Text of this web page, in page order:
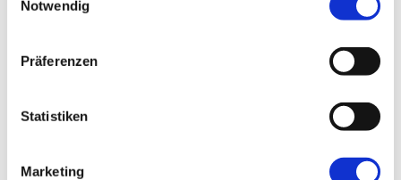
Notwendig
Präferenzen
Statistiken
Marketing
NACHNAME
Höflichkeit ist uns wichtig!
Wie können wir Dich erreichen?